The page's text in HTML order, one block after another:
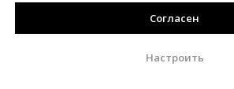
Согласен
Настроить